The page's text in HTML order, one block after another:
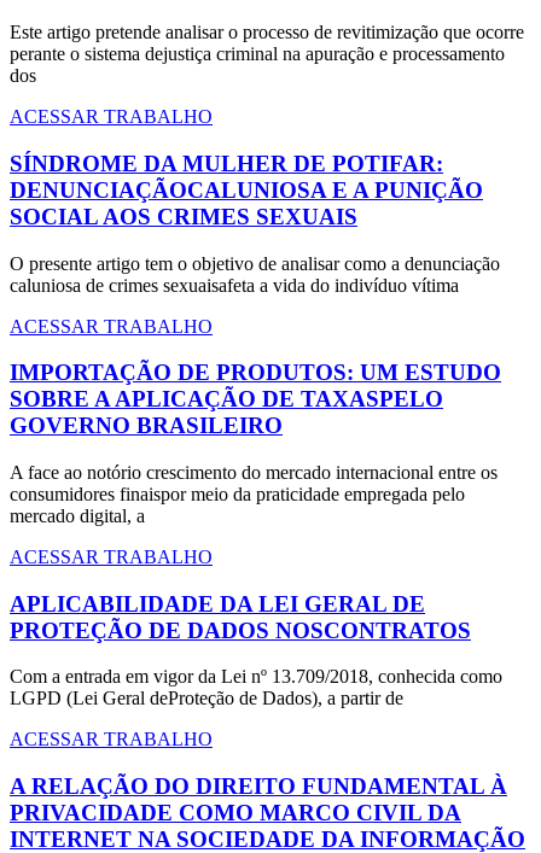
Este artigo pretende analisar o processo de revitimização que ocorre
perante o sistema dejustiça criminal na apuração e processamento
dos
ACESSAR TRABALHO
SÍNDROME DA MULHER DE POTIFAR:
DENUNCIAÇÃOCALUNIOSA E A PUNIÇÃO
SOCIAL AOS CRIMES SEXUAIS
O presente artigo tem o objetivo de analisar como a denunciação
caluniosa de crimes sexuaisafeta a vida do indivíduo vítima
ACESSAR TRABALHO
IMPORTAÇÃO DE PRODUTOS: UM ESTUDO
SOBRE A APLICAÇÃO DE TAXASPELO
GOVERNO BRASILEIRO
A face ao notório crescimento do mercado internacional entre os
consumidores finaispor meio da praticidade empregada pelo
mercado digital, a
ACESSAR TRABALHO
APLICABILIDADE DA LEI GERAL DE
PROTEÇÃO DE DADOS NOSCONTRATOS
Com a entrada em vigor da Lei nº 13.709/2018, conhecida como
LGPD (Lei Geral deProteção de Dados), a partir de
ACESSAR TRABALHO
A RELAÇÃO DO DIREITO FUNDAMENTAL À
PRIVACIDADE COMO MARCO CIVIL DA
INTERNET NA SOCIEDADE DA INFORMAÇÃO